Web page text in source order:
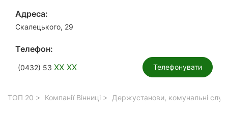
Адреса:
Скалецького, 29
Телефон:
(0432) 53 XX XX Телефонувати
ТОП 20 Компанії Вінниці Держустанови, комунальні